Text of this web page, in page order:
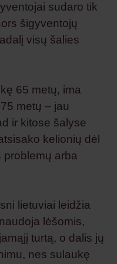
sudaro tik
šigyventojų
visų šalies
65 metų, ima
metų – jau
ir kitose šalyse
kelionių dėl
arba
lietuviai leidžia
lėšomis,
turtą, o dalis jų
nes sulaukę